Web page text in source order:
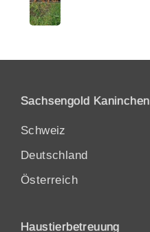
Sachsengold Kaninchen
Schweiz
Deutschland
Österreich
Haustierbetreuung